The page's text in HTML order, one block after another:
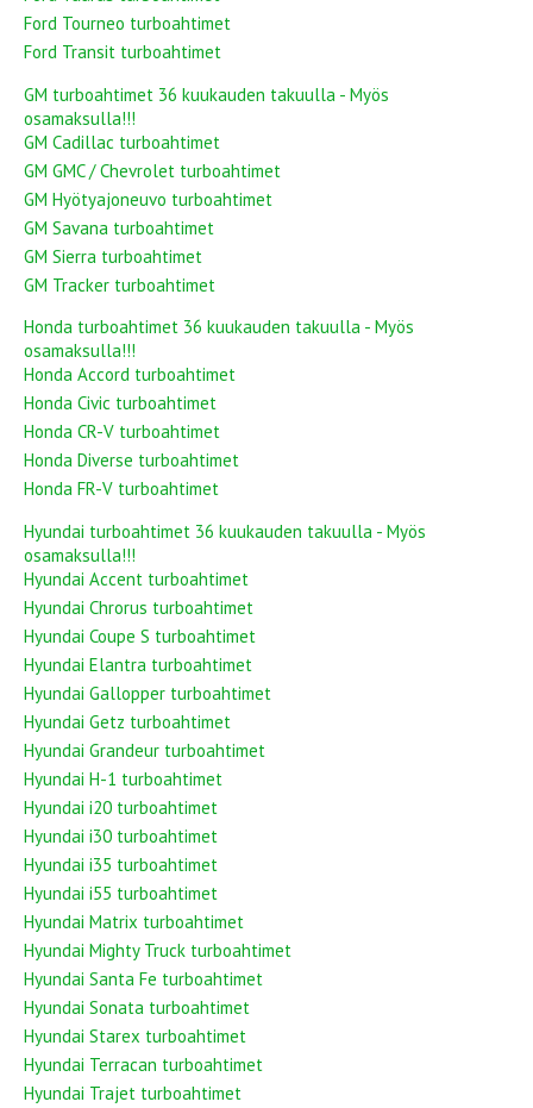
Ford Tourneo turboahtimet
Ford Transit turboahtimet
GM turboahtimet 36 kuukauden takuulla - Myös
osamaksulla!!!
GM Cadillac turboahtimet
GM GMC / Chevrolet turboahtimet
GM Hyötyajoneuvo turboahtimet
GM Savana turboahtimet
GM Sierra turboahtimet
GM Tracker turboahtimet
Honda turboahtimet 36 kuukauden takuulla - Myös
osamaksulla!!!
Honda Accord turboahtimet
Honda Civic turboahtimet
Honda CR-V turboahtimet
Honda Diverse turboahtimet
Honda FR-V turboahtimet
Hyundai turboahtimet 36 kuukauden takuulla - Myös
osamaksulla!!!
Hyundai Accent turboahtimet
Hyundai Chrorus turboahtimet
Hyundai Coupe S turboahtimet
Hyundai Elantra turboahtimet
Hyundai Gallopper turboahtimet
Hyundai Getz turboahtimet
Hyundai Grandeur turboahtimet
Hyundai H-1 turboahtimet
Hyundai i20 turboahtimet
Hyundai i30 turboahtimet
Hyundai i35 turboahtimet
Hyundai i55 turboahtimet
Hyundai Matrix turboahtimet
Hyundai Mighty Truck turboahtimet
Hyundai Santa Fe turboahtimet
Hyundai Sonata turboahtimet
Hyundai Starex turboahtimet
Hyundai Terracan turboahtimet
Hyundai Trajet turboahtimet